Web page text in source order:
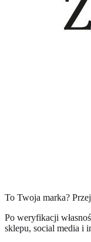
To Twoja marka?
Po weryfikacji
sklepu, social media i